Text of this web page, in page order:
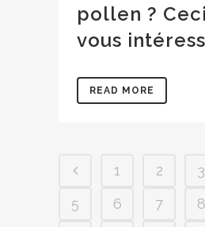
pollen ?
vous
READ MORE
1 2 3
5
6 7 8